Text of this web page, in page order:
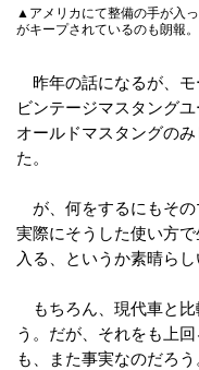
▲アメリカにて整備の手が入
がキープされているのも朗報。
昨年の話になるが、
ビンテージマスタング
オールドマスタングの
た。
が、何をするにもその
実際にそうした使い方
入る、というか素晴らし
もちろん、現代車と
う。だが、それをも上
も、また事実なのだろう